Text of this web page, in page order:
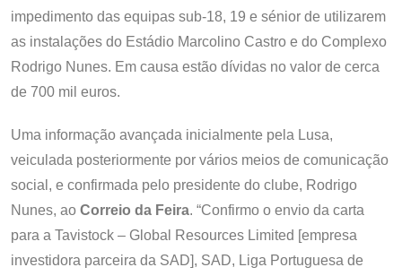
impedimento das equipas sub-18, 19 e sénior de utilizarem
as instalações do Estádio Marcolino Castro e do Complexo
Rodrigo Nunes. Em causa estão dívidas no valor de cerca
de 700 mil euros.
Uma informação avançada inicialmente pela Lusa,
veiculada posteriormente por vários meios de comunicação
social, e confirmada pelo presidente do clube, Rodrigo
Nunes, ao Correio da Feira. “Confirmo o envio da carta
para a Tavistock – Global Resources Limited [empresa
investidora parceira da SAD], SAD, Liga Portuguesa de